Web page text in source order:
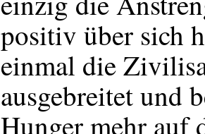
positiv über sich
einmal die
ausgebreitet und
Hunger mehr auf